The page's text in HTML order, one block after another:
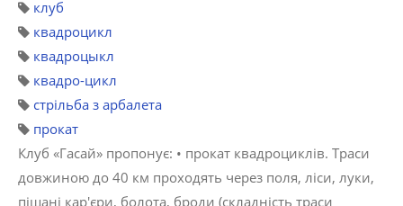
клуб
квадроцикл
квадроцыкл
квадро-цикл
стрільба з арбалета
прокат
Клуб «Гасай» пропонує: • прокат квадроциклів. Траси
довжиною до 40 км проходять через поля, ліси, луки,
піщані кар'єри, болота, броди (складність траси